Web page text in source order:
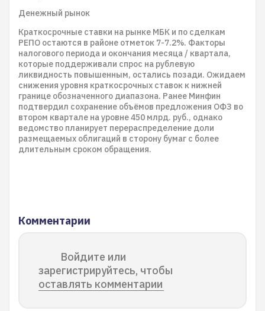
Денежный рынок
Краткосрочные ставки на рынке МБК и по сделкам
РЕПО остаются в районе отметок 7-7.2%. Факторы
налогового периода и окончания месяца / квартала,
которые поддерживали спрос на рублевую
ликвидность повышенным, остались позади. Ожидаем
снижения уровня краткосрочных ставок к нижней
границе обозначенного диапазона. Ранее Минфин
подтвердил сохранение объёмов предложения ОФЗ во
втором квартале на уровне 450 млрд. руб., однако
ведомство планирует перераспределение доли
размещаемых облигаций в сторону бумаг с более
длительным сроком обращения.
Комментарии
Войдите или
зарегистрируйтесь, чтобы
оставлять комментарии